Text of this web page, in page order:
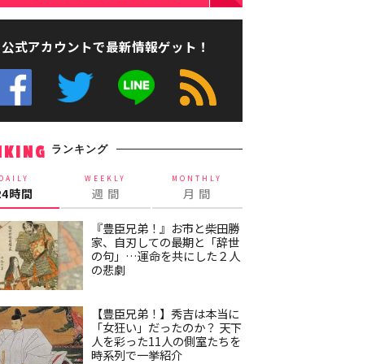
公式アカウントで最新情報ゲット！
ランキング
DAILY
時間
WEEKLY
週 間
MONTHLY
月 間
『豊臣兄弟！』お市と柴田勝
家、自刃しての最期と「辞世
の句」…運命を共にした２人
の悲劇
【豊臣兄弟！】秀吉は本当に
「女狂い」だったのか？ 天下
人を彩った11人の側室たちを
時系列で一挙紹介